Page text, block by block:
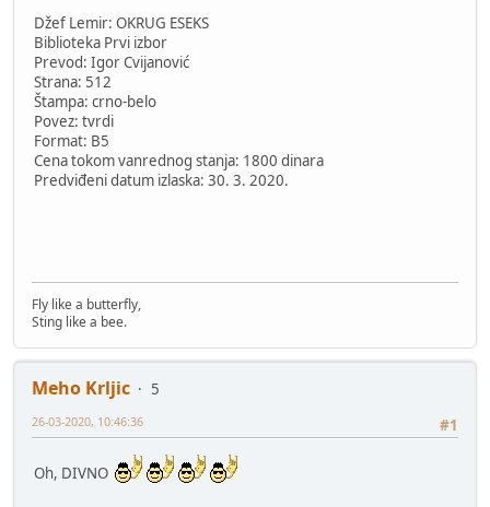
Džef Lemir: OKRUG ESEKS
Biblioteka Prvi izbor
Prevod: Igor Cvijanović
Strana: 512
Štampa: crno-belo
Povez: tvrdi
Format: B5
Cena tokom vanrednog stanja: 1800 dinara
Predviđeni datum izlaska: 30. 3. 2020.
Fly like a butterfly,
Sting like a bee.
Meho Krljic
5
#1
26-03-2020, 10:46:36
Oh, DIVNO